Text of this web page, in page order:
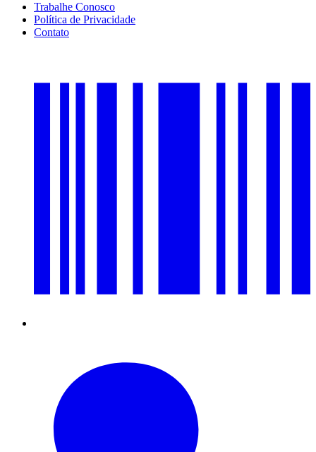
Trabalhe Conosco
Política de Privacidade
Contato